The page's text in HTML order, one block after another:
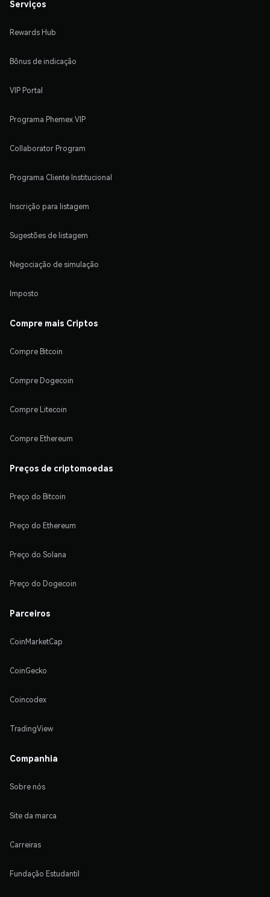
Serviços
Rewards Hub
Bônus de indicação
VIP Portal
Programa Phemex VIP
Collaborator Program
Programa Cliente Institucional
Inscrição para listagem
Sugestões de listagem
Negociação de simulação
Imposto
Compre mais Criptos
Compre Bitcoin
Compre Dogecoin
Compre Litecoin
Compre Ethereum
Preços de criptomoedas
Preço do Bitcoin
Preço do Ethereum
Preço do Solana
Preço do Dogecoin
Parceiros
CoinMarketCap
CoinGecko
Coincodex
TradingView
Companhia
Sobre nós
Site da marca
Carreiras
Fundação Estudantil